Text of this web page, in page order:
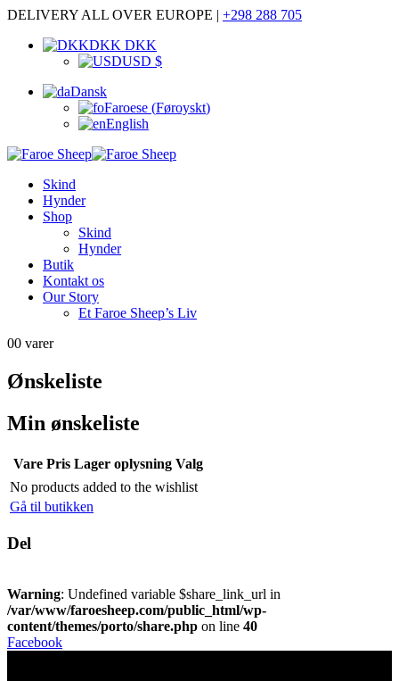
DELIVERY ALL OVER EUROPE | +298 288 705
DKK DKK
USD $
Dansk
Faroese (Føroyskt)
English
Skind
Hynder
Shop
Skind
Hynder
Butik
Kontakt os
Our Story
Et Faroe Sheep’s Liv
00 varer
Ønskeliste
Min ønskeliste
Vare Pris Lager oplysning Valg
No products added to the wishlist
Gå til butikken
Del
Warning: Undefined variable $share_link_url in
/var/www/faroesheep.com/public_html/wp-
content/themes/porto/share.php on line 40
Facebook